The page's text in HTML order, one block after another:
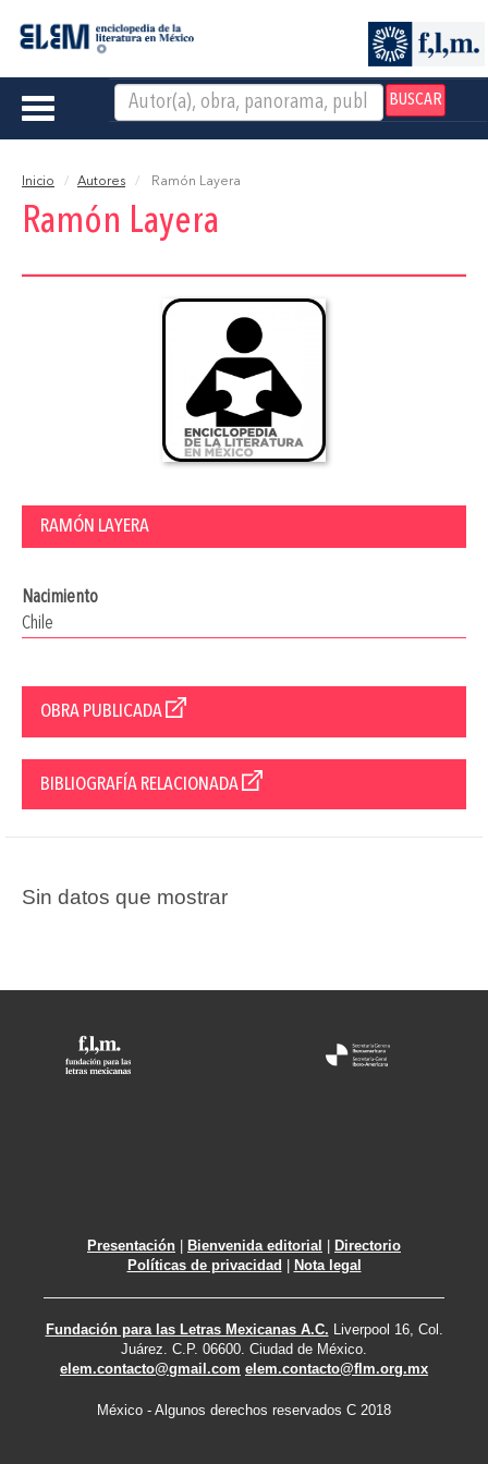
BUSCAR
Toggle
Inicio Autores Ramón Layera
Ramón Layera
RAMÓN LAYERA
Nacimiento
Chile
OBRA PUBLICADA
BIBLIOGRAFÍA RELACIONADA
Sin datos que mostrar
Presentación Bienvenida editorial
Directorio
Políticas de privacidad
Nota legal
Fundación para las Letras Mexicanas A.C. Liverpool 16, Col.
Juárez. C.P. 06600. Ciudad de México.
elem.contacto@gmail.com elem.contacto@flm.org.mx
México - Algunos derechos reservados C 2018